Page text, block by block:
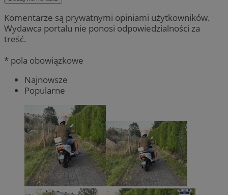
Komentarze są prywatnymi opiniami użytkowników.
Wydawca portalu nie ponosi odpowiedzialności za
treść.
* pola obowiązkowe
Najnowsze
Popularne